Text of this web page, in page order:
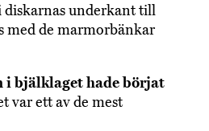
diskarnas underkant till
med de marmorbänkar
i bjälklaget hade börjat
var ett av de mest